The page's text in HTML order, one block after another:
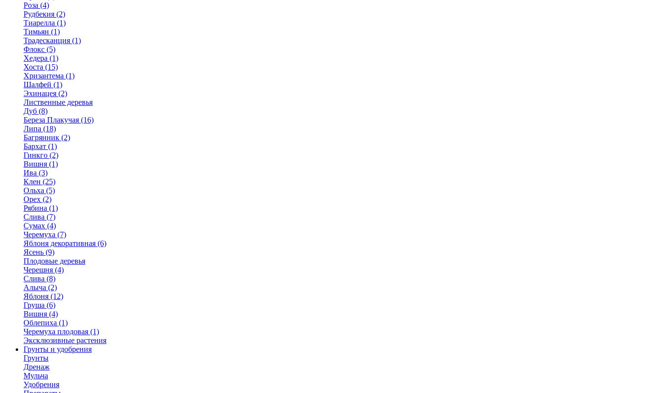
Роза (4)
Рудбекия (2)
Тиарелла (1)
Тимьян (1)
Традесканция (1)
Флокс (5)
Хедера (1)
Хоста (15)
Хризантема (1)
Шалфей (1)
Эхинацея (2)
Лиственные деревья
Дуб (8)
Береза Плакучая (16)
Липа (18)
Багрянник (2)
Бархат (1)
Гинкго (2)
Вишня (1)
Ива (3)
Клен (25)
Ольха (5)
Орех (2)
Рябина (1)
Слива (7)
Сумах (4)
Черемуха (7)
Яблоня декоративная (6)
Ясень (9)
Плодовые деревья
Черешня (4)
Слива (8)
Алыча (2)
Яблоня (12)
Груша (6)
Вишня (4)
Облепиха (1)
Черемуха плодовая (1)
Эксклюзивные растения
Грунты и удобрения
Грунты
Дренаж
Мульча
Удобрения